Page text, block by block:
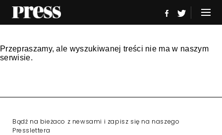
Przepraszamy, ale wyszukiwanej treści nie ma w naszym
serwisie.
Bądź na bieżaco z newsami i zapisz się na naszego
Presslettera